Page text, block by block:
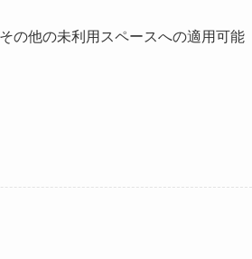
の他の未利用スペースへの適用可能